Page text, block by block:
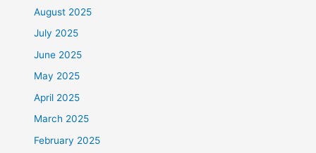
August 2025
July 2025
June 2025
May 2025
April 2025
March 2025
February 2025